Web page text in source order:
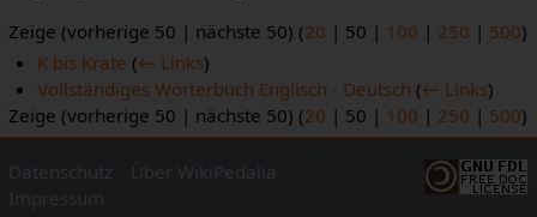
Zeige (vorherige 50 | nächste 50) (20 | 50 | 100 | 250 | 500)
K bis Krate (← Links)
Vollständiges Wörterbuch Englisch - Deutsch (← Links)
Zeige (vorherige 50 | nächste 50) (20 | 50 | 100 | 250 | 500)
Datenschutz
Über WikiPedalia
Impressum